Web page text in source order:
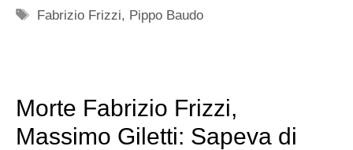
Tag
Fabrizio Frizzi, Pippo Baudo
Morte Fabrizio Frizzi,
Massimo Giletti: Sapeva di